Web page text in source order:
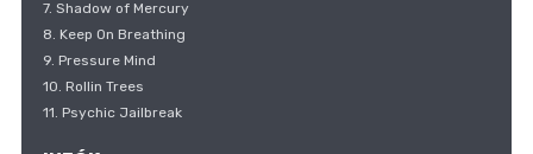
7. Shadow of Mercury
8. Keep On Breathing
9. Pressure Mind
10. Rollin Trees
11. Psychic Jailbreak